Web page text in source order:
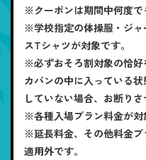
※クーポンは期間中何度で
※学校指定の体操服・ジャ
スTシャツが対象です。
※必ずおそろ割対象の恰好
カバンの中に入っている
していない場合、お断り
※各種入場プラン料金が対
※延長料金、その他料金プ
適用外です。